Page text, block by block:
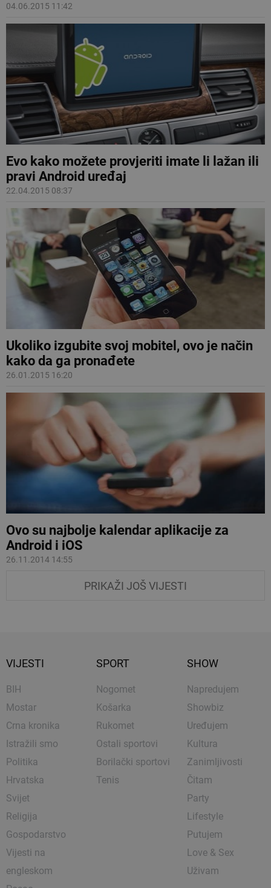
04.06.2015 11:42
Evo kako možete provjeriti imate li lažan ili
pravi Android uređaj
22.04.2015 08:37
Ukoliko izgubite svoj mobitel, ovo je način
kako da ga pronađete
26.01.2015 16:20
Ovo su najbolje kalendar aplikacije za
Android i iOS
26.11.2014 14:55
PRIKAŽI JOŠ VIJESTI
VIJESTI
BIH
Mostar
Crna kronika
Istražili smo
Politika
Hrvatska
Svijet
Religija
Gospodarstvo
Vijesti na
engleskom
SPORT
Nogomet
Košarka
Rukomet
Ostali sportovi
Borilački sportovi
Tenis
SHOW
Napredujem
Showbiz
Uređujem
Kultura
Zanimljivosti
Čitam
Party
Lifestyle
Putujem
Love & Sex
Uživam